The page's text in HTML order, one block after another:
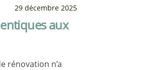
29 décembre 2025
aux
rénovation n’a